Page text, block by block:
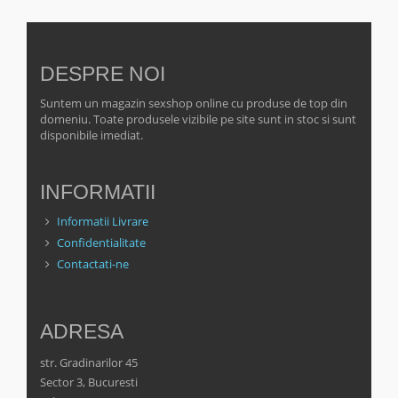
DESPRE NOI
Suntem un magazin sexshop online cu produse de top din
domeniu. Toate produsele vizibile pe site sunt in stoc si sunt
disponibile imediat.
INFORMATII
Informatii Livrare
Confidentialitate
Contactati-ne
ADRESA
str. Gradinarilor 45
Sector 3, Bucuresti